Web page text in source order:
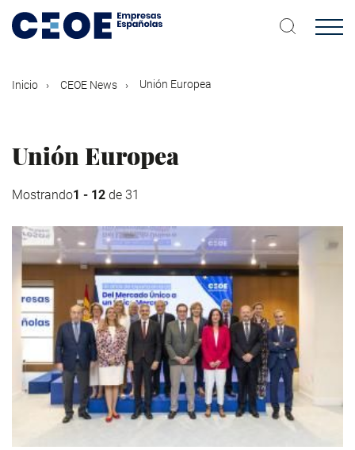
contenido
Inicio CEOE News Unión Europea
Unión Europea
Mostrando1 - 12 de 31